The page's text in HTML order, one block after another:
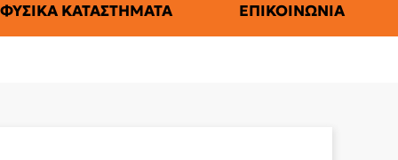
ΦΥΣΙΚΆ ΚΑΤΑΣΤΉΜΑΤΑ ΕΠΙΚΟΙΝΩΝΊΑ